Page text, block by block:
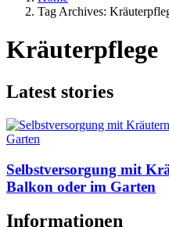
Tag Archives:
Kräuterpflege
Latest stories
Selbstversorgung mit
Balkon oder im Garten
Informationen